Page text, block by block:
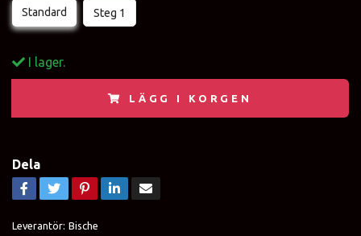
Standard Steg 1
I lager.
LÄGG I KORGEN
Dela
Leverantör: Bische